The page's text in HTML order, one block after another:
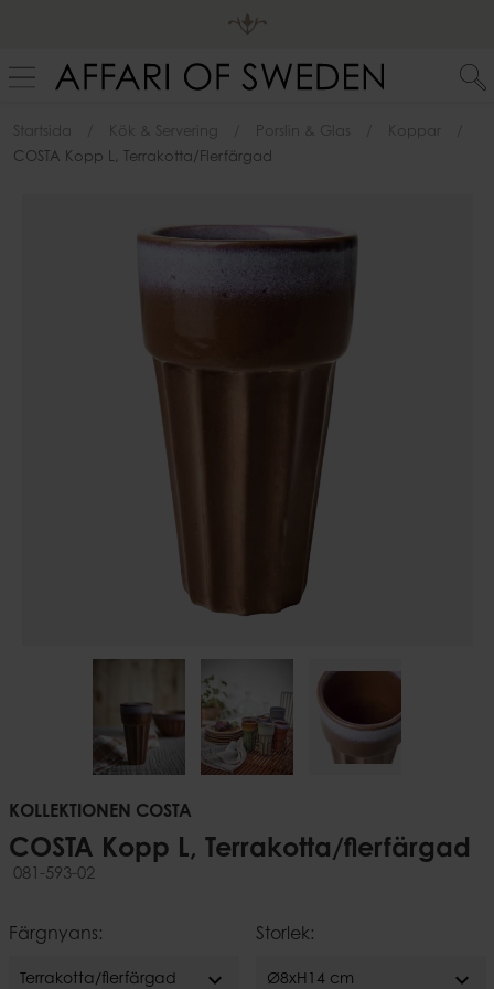
Startsida Kök & Servering Porslin & Glas
Koppar
COSTA Kopp L, Terrakotta/flerfärgad
KOLLEKTIONEN COSTA
COSTA Kopp L, Terrakotta/flerfärgad
081-593-02
Färgnyans:
Terrakotta/flerfärgad expand_more
Storlek:
Ø8xH14 cm expand_more